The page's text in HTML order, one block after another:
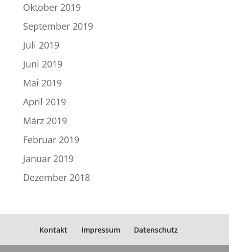
Oktober 2019
September 2019
Juli 2019
Juni 2019
Mai 2019
April 2019
März 2019
Februar 2019
Januar 2019
Dezember 2018
Kontakt Impressum Datenschutz